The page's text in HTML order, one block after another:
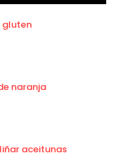
gluten
naranja
aceitunas